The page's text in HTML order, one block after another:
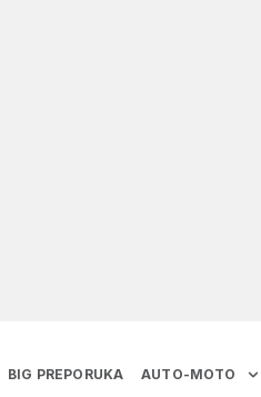
BIG PREPORUKA AUTO-MOTO